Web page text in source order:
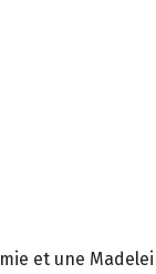
et une